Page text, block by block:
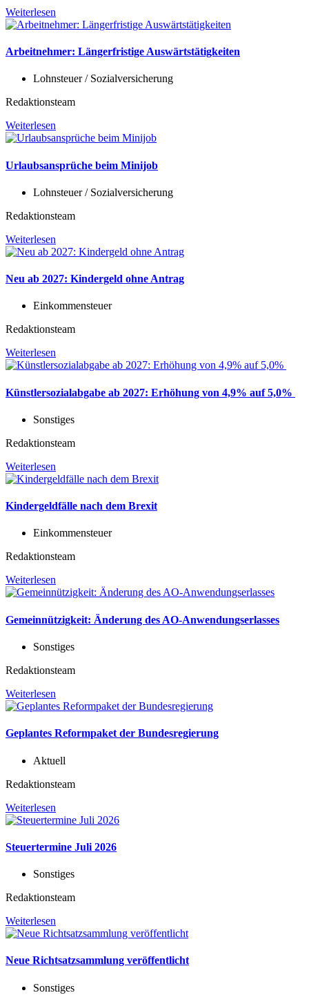
Weiterlesen
Arbeitnehmer: Längerfristige Auswärtstätigkeiten
Lohnsteuer / Sozialversicherung
Redaktionsteam
Weiterlesen
Urlaubsansprüche beim Minijob
Lohnsteuer / Sozialversicherung
Redaktionsteam
Weiterlesen
Neu ab 2027: Kindergeld ohne Antrag
Einkommensteuer
Redaktionsteam
Weiterlesen
Künstlersozialabgabe ab 2027: Erhöhung von 4,9% auf 5,0%
Sonstiges
Redaktionsteam
Weiterlesen
Kindergeldfälle nach dem Brexit
Einkommensteuer
Redaktionsteam
Weiterlesen
Gemeinnützigkeit: Änderung des AO-Anwendungserlasses
Sonstiges
Redaktionsteam
Weiterlesen
Geplantes Reformpaket der Bundesregierung
Aktuell
Redaktionsteam
Weiterlesen
Steuertermine Juli 2026
Sonstiges
Redaktionsteam
Weiterlesen
Neue Richtsatzsammlung veröffentlicht
Sonstiges